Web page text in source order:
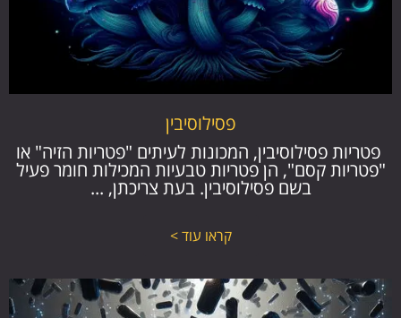
פסילוסיבין
פטריות פסילוסיבין, המכונות לעיתים "פטריות הזיה" או
"פטריות קסם", הן פטריות טבעיות המכילות חומר פעיל
בשם פסילוסיבין. בעת צריכתן, ...
קראו עוד >